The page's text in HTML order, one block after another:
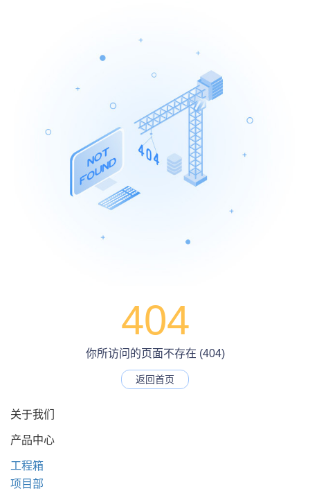
404
你所访问的页面不存在 (404)
返回首页
关于我们
产品中心
工程箱
项目部